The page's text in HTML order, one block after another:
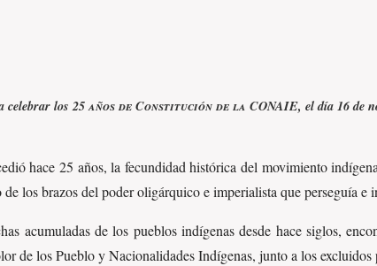
celebrar los25 años de Constitución de la CONAIE, el día 16 de
hace 25 años, la fecundidad histórica del movimiento
de los brazos del poder oligárquico e imperialista que perseguía e
acumuladas de los pueblos indígenas desde hace siglos,
de los Pueblo y Nacionalidades Indígenas, junto a los